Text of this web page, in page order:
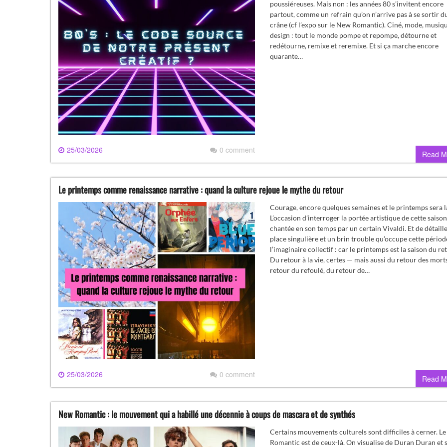
25/03/2026 0 comment
poussiéreuses. Mais non : les années 80 s’invitent encore
partout, comme un refrain qu’on n’arrive pas à se sortir
crâne (cf l’expo sur le New Romantic). Ciné, mode,
design : tout le monde pompe et repompe, détourne et
redétourne, remixe et reremixe. Et si ça marche encore
quarante…
Read
Le printemps comme renaissance narrative : quand la culture rejoue le mythe du retour
25/03/2026 0 comment
Courage, encore quelques semaines et le printemps sera
L’occasion d’interroger la portée artistique de cette saison
chantée en son temps par un certain Vivaldi. Et de
place singulière et un brin trouble qu’occupe cette
l’imaginaire collectif : car le printemps est la saison du
Du retour à la vie, certes — mais aussi du retour des
retour du refoulé, du retour de…
Read
New Romantic : le mouvement qui a habillé une décennie à coups de mascara et de synthés
Certains mouvements culturels sont difficiles à cerner.
Romantic est de ceux-là. On visualise de Duran Duran et